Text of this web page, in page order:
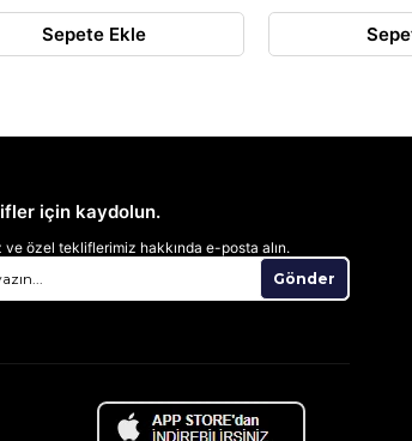
Sepete Ekle
için kaydolun.
özel tekliflerimiz hakkında e-posta alın.
Gönder